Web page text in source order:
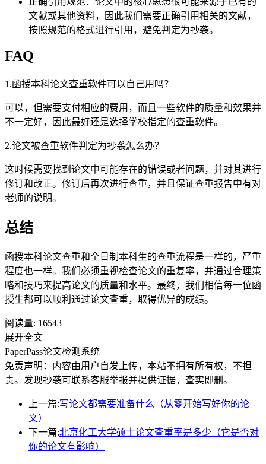
文献或其他资料，因此我们需要正确引用相关的文献，
按照规范的格式进行引用，避免判定为抄袭。
FAQ
1.函授本科论文查重软件可以自己用吗？
可以，但需要支付相应的费用，而且一些软件的质量和效果并
不一定好，因此最好还是选择学校指定的查重软件。
2.论文被查重软件判定为抄袭怎么办？
这时候需要找到论文中可能存在的错误或者问题，并对其进行
修订和改正。修订后再次进行查重，并且保证查重报告中有对
老师的说明。
总结
函授本科论文查重和全日制本科生的查重流程是一样的，严重
程度也一样。我们必须重视检查论文的重复率，并通过合理策
略和技巧来提高论文的质量和水平。最终，我们相信每一位函
授生都可以顺利通过论文查重，取得优异的成绩。
阅读量: 16543
展开全文
PaperPass论文检测系统
免责声明：内容由用户自发上传，本站不拥有所有权，不担
责。发现抄袭可联系客服举报并提供证据，查实即删。
上一篇:写论文都需要准备什么（从零开始写好你的论
文）
下一篇:北京化工大学硕士论文查重率是多少（它是否对
你的论文有影响）